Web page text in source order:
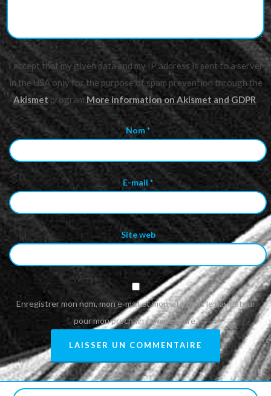
I accept that my given data and my IP address is sent to a server
in the USA only for the purpose of spam prevention through the
Akismet program.More information on Akismet and GDPR.
Nom*
E-mail*
Site web
Enregistrer mon nom, mon e-mail et mon site dans le navigateur
pour mon prochain commentaire.